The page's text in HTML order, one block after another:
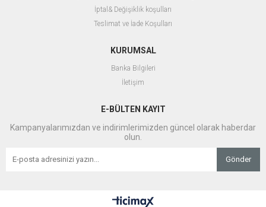
İptal& Değişiklik koşulları
Teslimat ve İade Koşulları
KURUMSAL
Banka Bilgileri
İletişim
E-BÜLTEN KAYIT
Kampanyalarımızdan ve indirimlerimizden güncel olarak haberdar
olun.
Gönder